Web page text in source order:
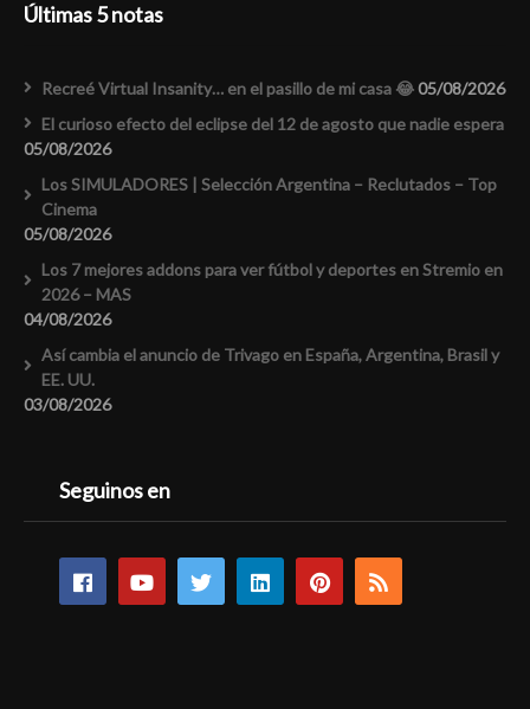
Últimas 5 notas
Recreé Virtual Insanity… en el pasillo de mi casa 😂05/08/2026
El curioso efecto del eclipse del 12 de agosto que nadie espera
05/08/2026
Los SIMULADORES | Selección Argentina – Reclutados – Top
Cinema
05/08/2026
Los 7 mejores addons para ver fútbol y deportes en Stremio en
2026 – MAS
04/08/2026
Así cambia el anuncio de Trivago en España, Argentina, Brasil y
EE. UU.
03/08/2026
Seguinos en